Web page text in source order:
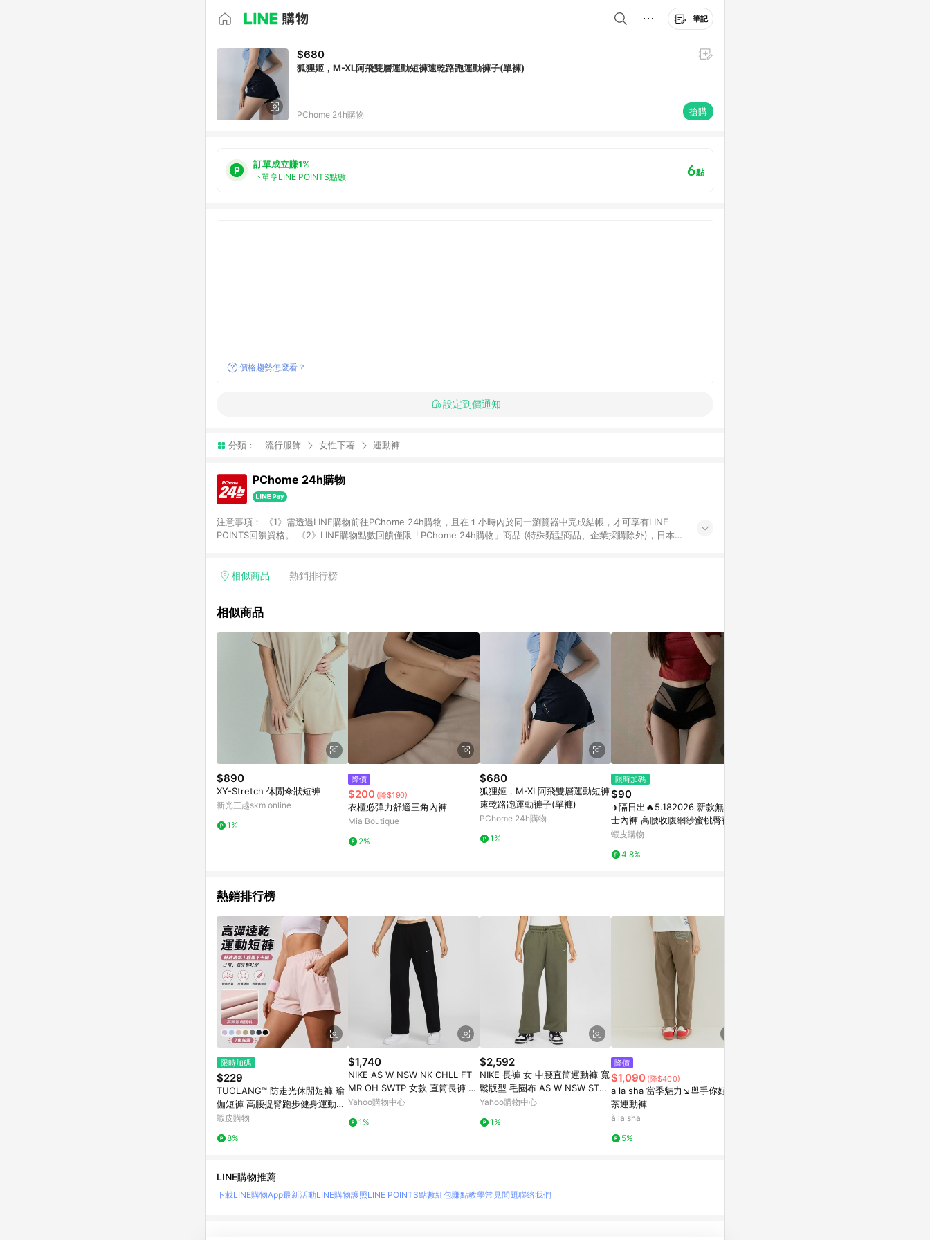
筆記
$680
狐狸姬，M-XL阿飛雙層運動短褲速乾路跑運動褲子(單褲)
PChome 24h購物 搶購
訂單成立賺1%
下單享LINE POINTS點數 6點
價格趨勢怎麼看？
設定到價通知
分類： 流行服飾 女性下著 運動褲
PChome 24h購物
注意事項： 《1》需透過LINE購物前往PChome 24h購物，且在１小時內於同一瀏覽器中完成結帳，才可享有LINE
POINTS回饋資格。 《2》LINE購物點數回饋僅限「PChome 24h購物」商品 (特殊類型商品、企業採購除外)，日本代
PChome儲值商品、企業專區/企業採購、部分指定商品 - 下載軟體、奶粉/副食品、電腦軟體、InComm儲值點數、點
商家訂單頁面標示「LINE回饋」，若無此標示則 不符合回饋LINE POINTS點數資格亦不得使用點數紅包 。 《7》LINE
並依訂單成立時間當下LINE購物所設定的回饋機制為準。 《8》LINE購物為購物資訊整合性平台，商品資料更新會有
時間差，如顯示之商品規格、顏色、價位、贈品與PChome 24h購物銷售網頁不符，以銷售網頁標示為準！
相似商品 熱銷排行榜
相似商品
$890
XY-Stretch 休閒傘狀短褲
新光三越skm online
1%
降價
$200 (降$190)
衣櫃必彈力舒適三角內褲
Mia Boutique
2%
$680
狐狸姬，M-XL阿飛雙層運動短褲
速乾路跑運動褲子(單褲)
PChome 24h購物
1%
限時加碼
$90
✈️隔日出🔥5.182026 新款無痕女
士內褲 高腰收腹網紗蜜桃臀褲 性
感透氣純欲三角褲 蜜桃臀內褲 高
蝦皮購物
4.8%
熱銷排行榜
限時加碼
$229
TUOLANG™ 防走光休閒短褲 瑜
伽短褲 高腰提臀跑步健身運動短
褲 運動短褲
蝦皮購物
8%
$1,740
NIKE AS W NSW NK CHLL FT
MR OH SWTP 女款 直筒長褲 運
動褲 毛圈布 黑色-HF6459010
Yahoo購物中心
1%
$2,592
NIKE 長褲 女 中腰直筒運動褲 寬
鬆版型 毛圈布 AS W NSW STRE
ET OH FLC PANT 綠 HV1948-2
Yahoo購物中心
1%
降價
$1,090 (降$400)
a la sha 當季魅力↘舉手你好抹
茶運動褲
à la sha
5%
LINE購物推薦
下載LINE購物App最新活動LINE購物護照LINE POINTS點數紅包賺點教學常見問題聯絡我們